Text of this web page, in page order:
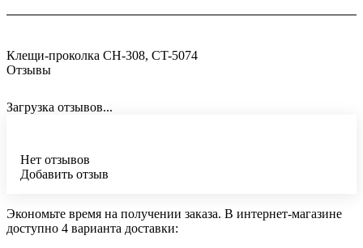
Клещи-проколка CH-308, CT-5074
Отзывы
Загрузка отзывов...
Нет отзывов
Добавить отзыв
Экономьте время на получении заказа. В интернет-магазине
доступно 4 варианта доставки: